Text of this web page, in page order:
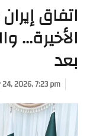
اتفاق
الأخيرة...
بعد
24, 2026, 7:23 pm